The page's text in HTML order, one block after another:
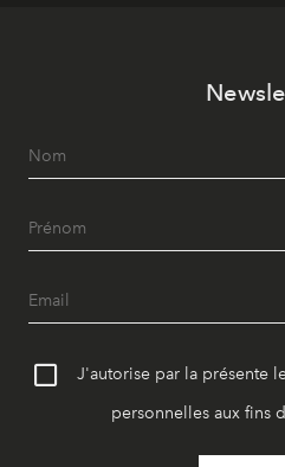
J'autorise par la présente
personnelles aux fins